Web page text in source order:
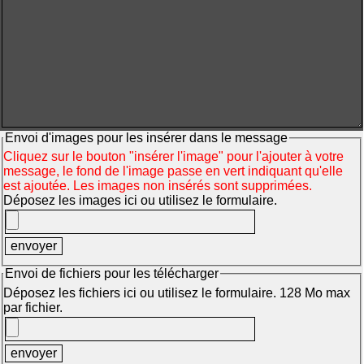
Envoi d'images pour les insérer dans le message
Cliquez sur le bouton "insérer l'image" pour l'ajouter à votre
message, le fond de l'image passe en vert indiquant qu'elle
est ajoutée. Les images non insérés sont supprimées.
Déposez les images ici ou utilisez le formulaire.
Envoi de fichiers pour les télécharger
Déposez les fichiers ici ou utilisez le formulaire. 128 Mo max
par fichier.